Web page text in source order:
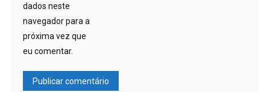
dados neste
navegador para a
próxima vez que
eu comentar.